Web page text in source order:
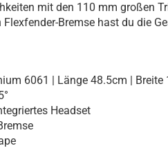
mit den 110 mm großen
Bremse hast du die
6061 | Länge 48.5cm |
Headset